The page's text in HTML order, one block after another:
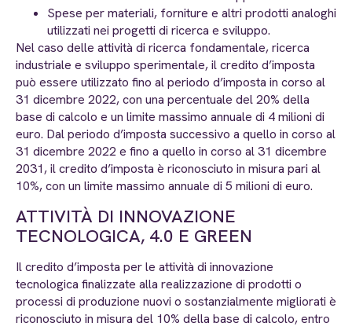
Spese per materiali, forniture e altri prodotti analoghi
utilizzati nei progetti di ricerca e sviluppo.
Nel caso delle attività di ricerca fondamentale, ricerca
industriale e sviluppo sperimentale, il credito d’imposta
può essere utilizzato fino al periodo d’imposta in corso al
31 dicembre 2022, con una percentuale del 20% della
base di calcolo e un limite massimo annuale di 4 milioni di
euro. Dal periodo d’imposta successivo a quello in corso al
31 dicembre 2022 e fino a quello in corso al 31 dicembre
2031, il credito d’imposta è riconosciuto in misura pari al
10%, con un limite massimo annuale di 5 milioni di euro.
ATTIVITÀ DI INNOVAZIONE
TECNOLOGICA, 4.0 E GREEN
Il credito d’imposta per le attività di innovazione
tecnologica finalizzate alla realizzazione di prodotti o
processi di produzione nuovi o sostanzialmente migliorati è
riconosciuto in misura del 10% della base di calcolo, entro